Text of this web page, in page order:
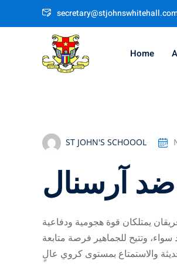
Home
ST JOHN'S SCHOOOL
آرسنال
يمتلكان قوة هجومية ودفاعية
وتتيح للجماهير فرصة متابعة